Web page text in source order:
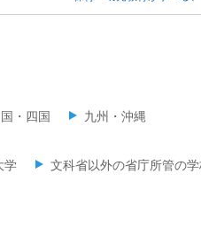
・四国 九州・沖縄
学 文科省以外の省庁所管の学